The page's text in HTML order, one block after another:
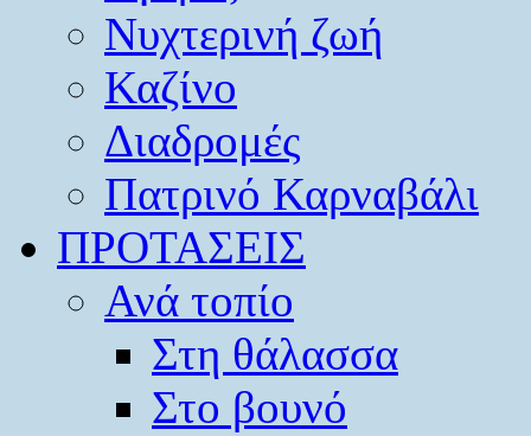
Νυχτερινή ζωή
Καζίνο
Διαδρομές
Πατρινό Καρναβάλι
ΠΡΟΤΑΣΕΙΣ
Ανά τοπίο
Στη θάλασσα
Στο βουνό